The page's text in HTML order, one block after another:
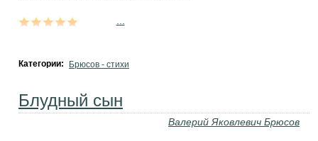
Категории: Брюсов - стихи
Блудный сын
Валерий Яковлевич Брюсов